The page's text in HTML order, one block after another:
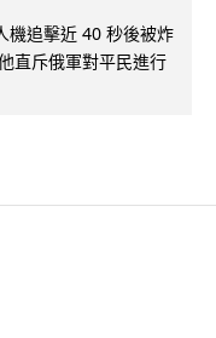
機追擊近 40 秒後被炸
直斥俄軍對平民進行